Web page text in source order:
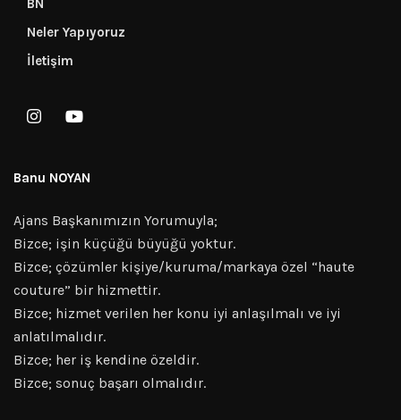
BN
Neler Yapıyoruz
İletişim
Banu NOYAN
Ajans Başkanımızın Yorumuyla;
Bizce; işin küçüğü büyüğü yoktur.
Bizce; çözümler kişiye/kuruma/markaya özel “haute
couture” bir hizmettir.
Bizce; hizmet verilen her konu iyi anlaşılmalı ve iyi
anlatılmalıdır.
Bizce; her iş kendine özeldir.
Bizce; sonuç başarı olmalıdır.